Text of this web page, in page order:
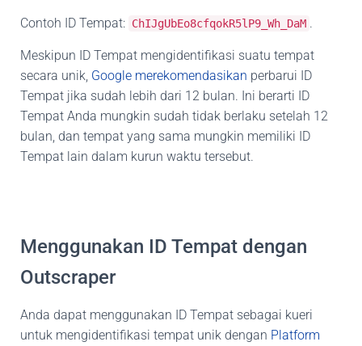
Contoh ID Tempat: ChIJgUbEo8cfqokR5lP9_Wh_DaM .
Meskipun ID Tempat mengidentifikasi suatu tempat
secara unik, Google merekomendasikan perbarui ID
Tempat jika sudah lebih dari 12 bulan. Ini berarti ID
Tempat Anda mungkin sudah tidak berlaku setelah 12
bulan, dan tempat yang sama mungkin memiliki ID
Tempat lain dalam kurun waktu tersebut.
Menggunakan ID Tempat dengan
Outscraper
Anda dapat menggunakan ID Tempat sebagai kueri
untuk mengidentifikasi tempat unik dengan Platform